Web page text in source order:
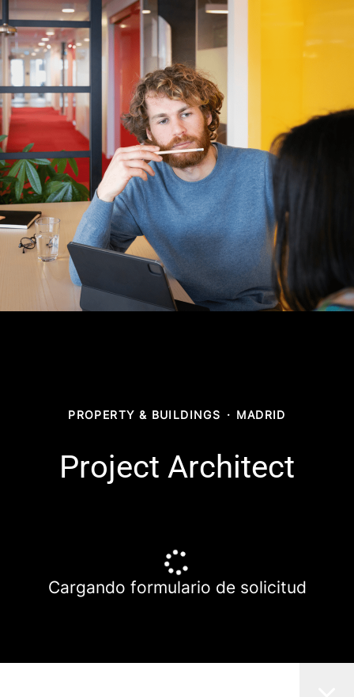
PROPERTY & BUILDINGS · MADRID
Project Architect
Cargando formulario de solicitud